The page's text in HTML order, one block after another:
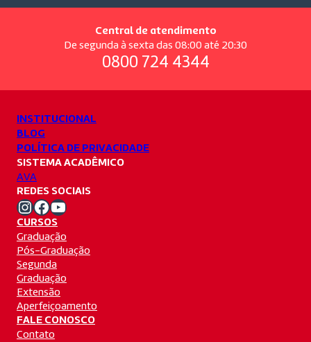
Central de atendimento
De segunda à sexta das 08:00 até 20:30
0800 724 4344
INSTITUCIONAL
BLOG
POLÍTICA DE PRIVACIDADE
SISTEMA ACADÊMICO
AVA
REDES SOCIAIS
Instagram Unifacvest Facebook Unifacvest Youtube Unifacvest
CURSOS
Graduação
Pós-Graduação
Segunda
Graduação
Extensão
Aperfeiçoamento
FALE CONOSCO
Contato